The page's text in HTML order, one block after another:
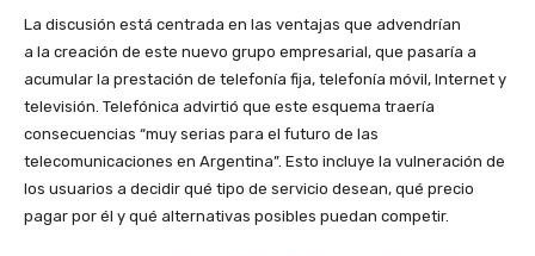
La discusión está centrada en las ventajas que advendrían
a la creación de este nuevo grupo empresarial, que pasaría a
acumular la prestación de telefonía fija, telefonía móvil, Internet y
televisión. Telefónica advirtió que este esquema traería
consecuencias “muy serias para el futuro de las
telecomunicaciones en Argentina”. Esto incluye la vulneración de
los usuarios a decidir qué tipo de servicio desean, qué precio
pagar por él y qué alternativas posibles puedan competir.